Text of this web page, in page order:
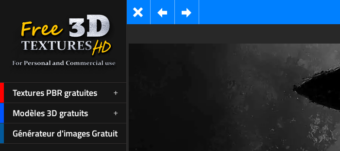
Textures PBR gratuites
Modèles 3D gratuits
Générateur d'images Gratuit